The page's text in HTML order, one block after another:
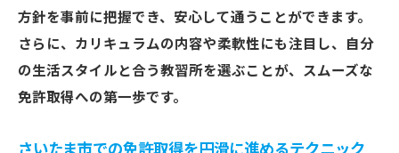
方針を事前に把握でき、安心して通うことができます。
さらに、カリキュラムの内容や柔軟性にも注目し、自分
の生活スタイルと合う教習所を選ぶことが、スムーズな
免許取得への第一歩です。
さいたま市での免許取得を円滑に進めるテクニック